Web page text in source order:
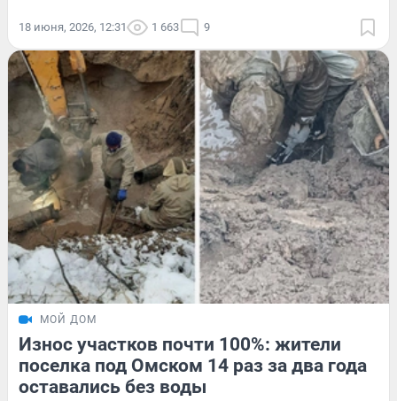
18 июня, 2026, 12:31 1 663 9
МОЙ ДОМ
Износ участков почти 100%: жители
поселка под Омском 14 раз за два года
оставались без воды